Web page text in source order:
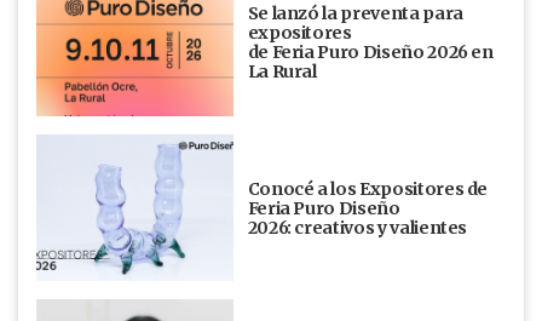
Se lanzó la preventa para
expositores
de Feria Puro Diseño 2026 en
La Rural
Conocé a los Expositores de
Feria Puro Diseño
2026: creativos y valientes